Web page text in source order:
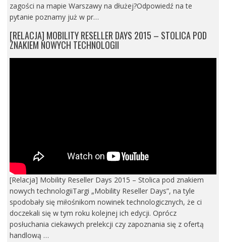
zagości na mapie Warszawy na dłużej?Odpowiedź na te
pytanie poznamy już w pr…
[RELACJA] MOBILITY RESELLER DAYS 2015 – STOLICA POD
ZNAKIEM NOWYCH TECHNOLOGII
[Relacja] Mobility Reseller Days 2015 – Stolica pod znakiem
nowych technologiiTargi „Mobility Reseller Days”, na tyle
spodobały się miłośnikom nowinek technologicznych, że ci
doczekali się w tym roku kolejnej ich edycji. Oprócz
posłuchania ciekawych prelekcji czy zapoznania się z ofertą
handlową …